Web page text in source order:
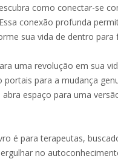
como conectar-se
conexão profunda
sua vida de dentro para
uma revolução em sua
para a mudança
espaço para uma
é para terapeutas,
no